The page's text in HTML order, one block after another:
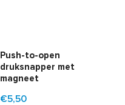
Push-to-open
druksnapper met
magneet
€5,50